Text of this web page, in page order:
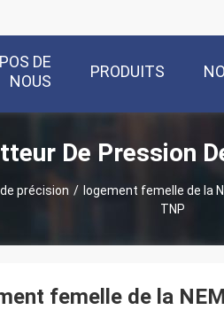
DE
NOUS
PRODUITS
De Pression
précision / logement femelle de la
TNP
femelle de la